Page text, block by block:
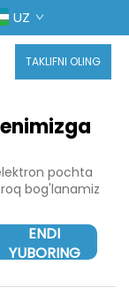
UZ
TAKLIFNI OLING
pochta
bog'lanamiz
ENDI
YUBORING